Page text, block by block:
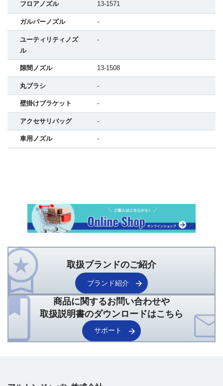
フロアノズル 13-1571
ガルパーノズル -
ユーティリティノズ
ル
-
隙間ノズル 13-1508
丸ブラシ -
壁掛けブラケット -
アクセサリバッグ -
車用ノズル -
取扱ブランドのご紹介
ブランド紹介
商品に関するお問い合わせや
取扱説明書のダウンロードはこちら
サポート